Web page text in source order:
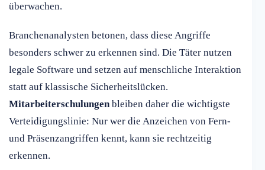
überwachen.
Branchenanalysten betonen, dass diese Angriffe
besonders schwer zu erkennen sind. Die Täter nutzen
legale Software und setzen auf menschliche Interaktion
statt auf klassische Sicherheitslücken.
Mitarbeiterschulungenbleiben daher die wichtigste
Verteidigungslinie: Nur wer die Anzeichen von Fern-
und Präsenzangriffen kennt, kann sie rechtzeitig
erkennen.